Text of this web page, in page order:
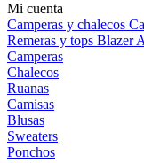
Mi cuenta
Camperas y chalecos
Remeras y tops Blazer
Camperas
Chalecos
Ruanas
Camisas
Blusas
Sweaters
Ponchos